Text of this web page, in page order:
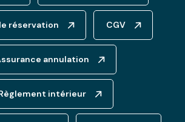
réservation CGV
annulation
intérieur